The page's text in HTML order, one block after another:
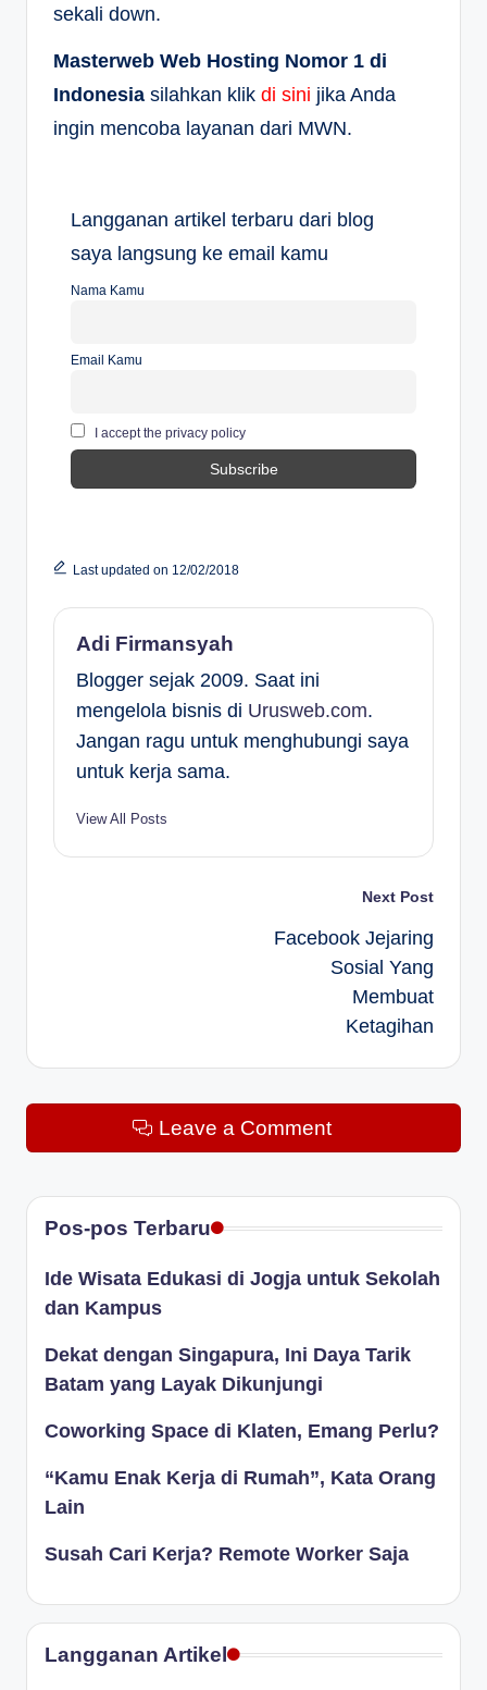
sekali down.
Masterweb Web Hosting Nomor 1 di
Indonesia silahkan klik di sini jika Anda
ingin mencoba layanan dari MWN.
Langganan artikel terbaru dari blog
saya langsung ke email kamu
Nama Kamu
Email Kamu
I accept the privacy policy
Last updated on 12/02/2018
Adi Firmansyah
Blogger sejak 2009. Saat ini
mengelola bisnis di Urusweb.com.
Jangan ragu untuk menghubungi saya
untuk kerja sama.
View All Posts
Next Post
Facebook Jejaring
Sosial Yang
Membuat
Ketagihan
Leave a Comment
Pos-pos Terbaru
Ide Wisata Edukasi di Jogja untuk Sekolah
dan Kampus
Dekat dengan Singapura, Ini Daya Tarik
Batam yang Layak Dikunjungi
Coworking Space di Klaten, Emang Perlu?
“Kamu Enak Kerja di Rumah”, Kata Orang
Lain
Susah Cari Kerja? Remote Worker Saja
Langganan Artikel